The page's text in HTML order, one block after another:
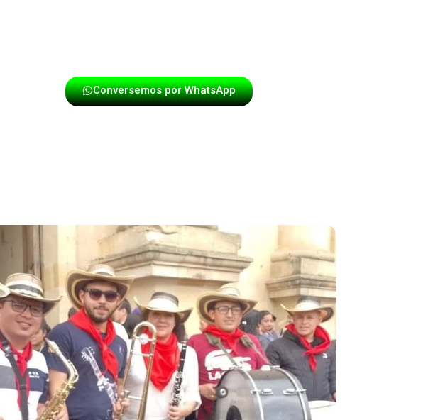
Conversemos por WhatsApp